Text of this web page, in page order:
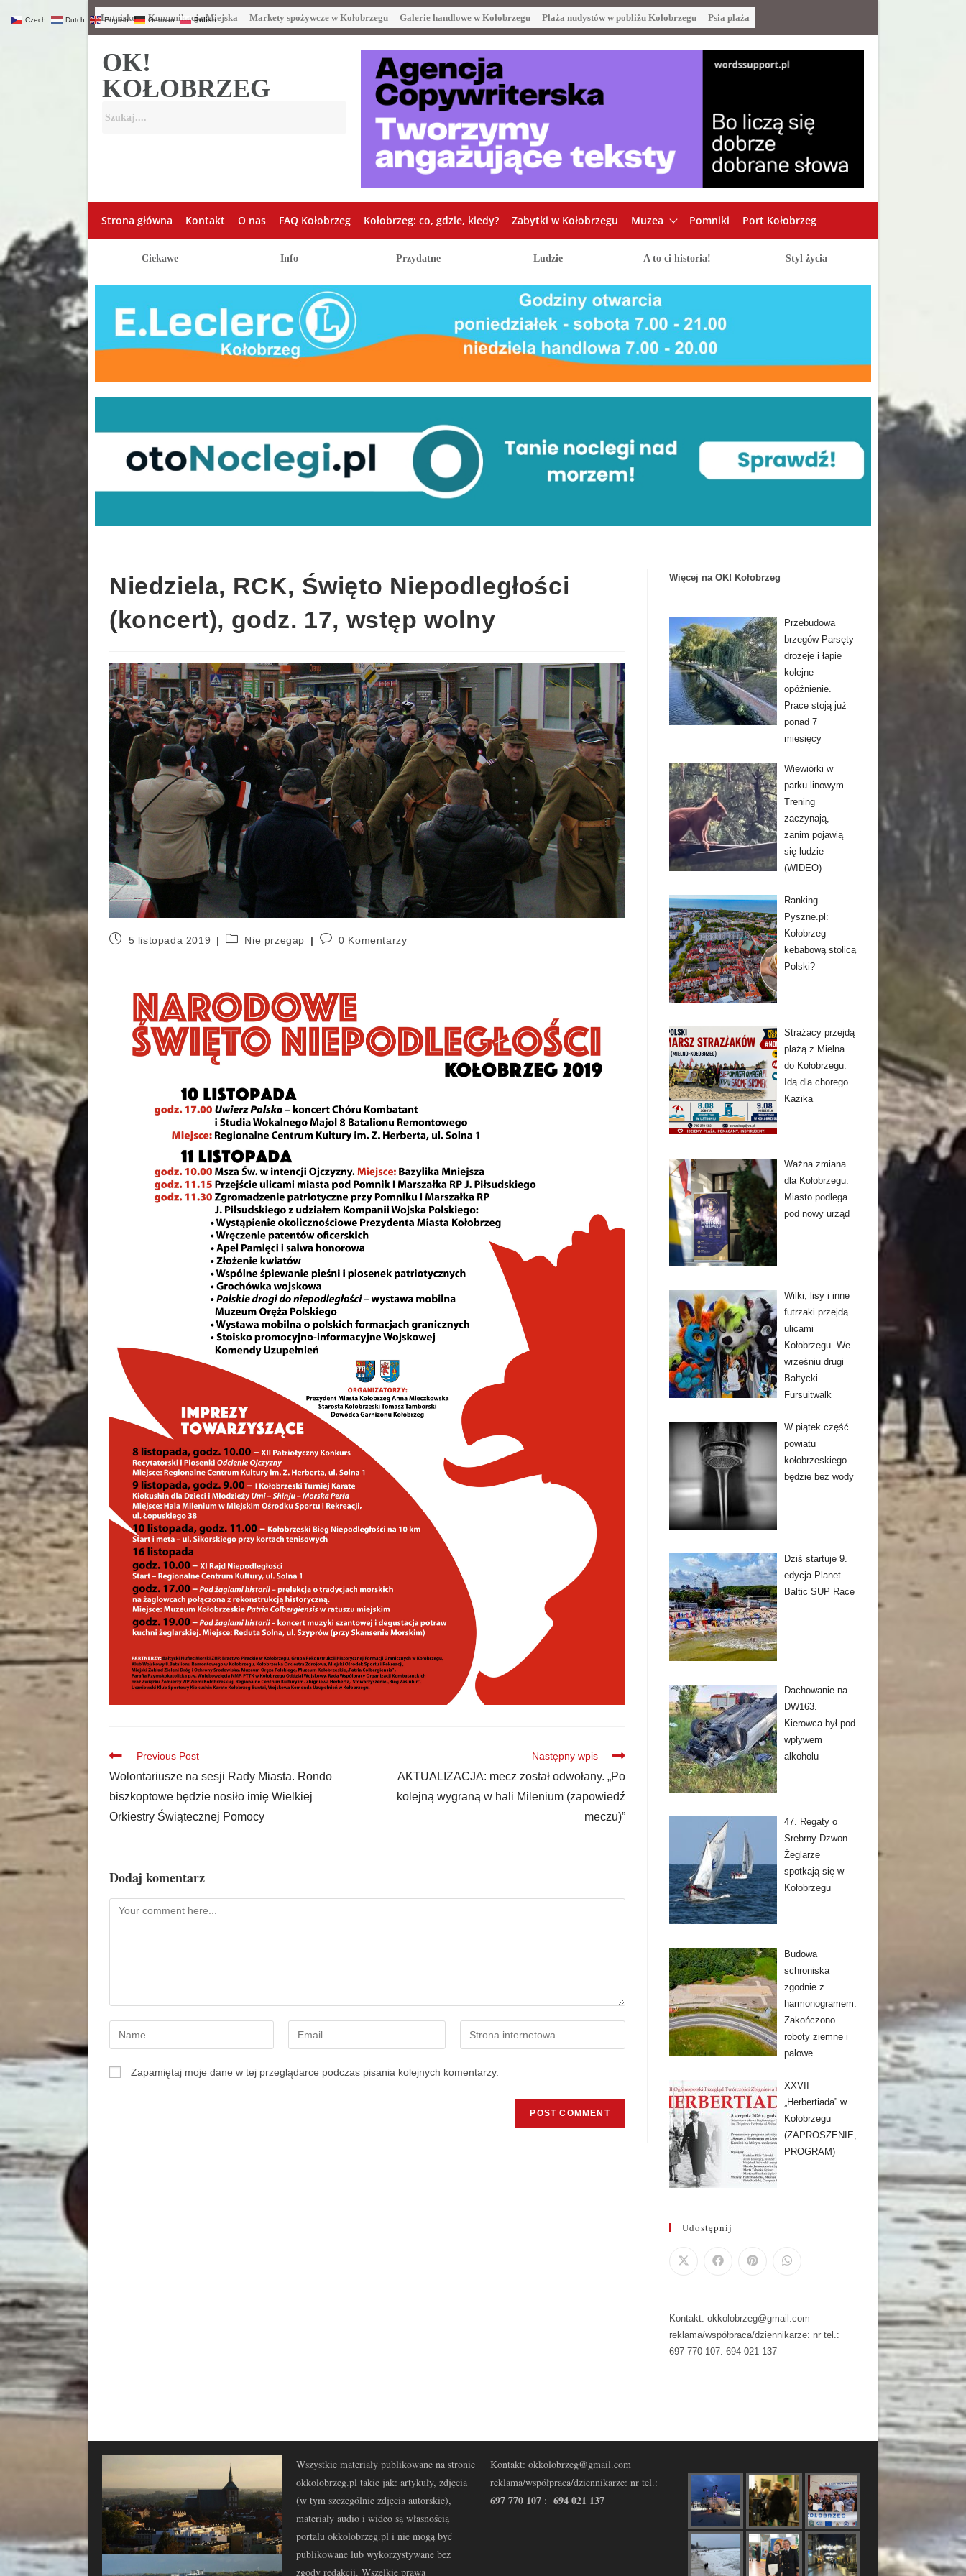
Lotnisko Komunikacja Miejska Markety spożywcze w Kołobrzegu Galerie handlowe w Kołobrzegu Plaża nudystów w pobliżu Kołobrzegu Psia plaża
OK!
KOŁOBRZEG
Strona główna Kontakt O nas FAQ Kołobrzeg Kołobrzeg: co, gdzie, kiedy? Zabytki w Kołobrzegu Muzea Pomniki Port Kołobrzeg
Ciekawe Info Przydatne Ludzie A to ci historia! Styl życia
Niedziela, RCK, Święto Niepodległości
(koncert), godz. 17, wstęp wolny
5 listopada 2019 Nie przegap 0 Komentarzy
Previous Post
Wolontariusze na sesji Rady Miasta. Rondo
biszkoptowe będzie nosiło imię Wielkiej
Orkiestry Świątecznej Pomocy
Następny wpis
AKTUALIZACJA: mecz został odwołany. „Po
kolejną wygraną w hali Milenium (zapowiedź
meczu)”
Dodaj komentarz
Zapamiętaj moje dane w tej przeglądarce podczas pisania kolejnych komentarzy.
Więcej na OK! Kołobrzeg
Przebudowa
brzegów Parsęty
drożeje i łapie
kolejne
opóźnienie.
Prace stoją już
ponad 7
miesięcy
Wiewiórki w
parku linowym.
Trening
zaczynają,
zanim pojawią
się ludzie
(WIDEO)
Ranking
Pyszne.pl:
Kołobrzeg
kebabową stolicą
Polski?
Strażacy przejdą
plażą z Mielna
do Kołobrzegu.
Idą dla chorego
Kazika
Ważna zmiana
dla Kołobrzegu.
Miasto podlega
pod nowy urząd
Wilki, lisy i inne
futrzaki przejdą
ulicami
Kołobrzegu. We
wrześniu drugi
Bałtycki
Fursuitwalk
W piątek część
powiatu
kołobrzeskiego
będzie bez wody
Dziś startuje 9.
edycja Planet
Baltic SUP Race
Dachowanie na
DW163.
Kierowca był pod
wpływem
alkoholu
47. Regaty o
Srebrny Dzwon.
Żeglarze
spotkają się w
Kołobrzegu
Budowa
schroniska
zgodnie z
harmonogramem.
Zakończono
roboty ziemne i
palowe
XXVII
„Herbertiada” w
Kołobrzegu
(ZAPROSZENIE,
PROGRAM)
Udostępnij
Kontakt: okkolobrzeg@gmail.com
reklama/współpraca/dziennikarze: nr tel.:
697 770 107: 694 021 137
Wszystkie materiały publikowane na stronie
okkolobrzeg.pl takie jak: artykuły, zdjęcia
(w tym szczególnie zdjęcia autorskie),
materiały audio i wideo są własnością
portalu okkolobrzeg.pl i nie mogą być
publikowane lub wykorzystywane bez
zgody redakcji. Wszelkie prawa
Kontakt: okkolobrzeg@gmail.com
reklama/współpraca/dziennikarze: nr tel.:
697 770 107 : 694 021 137
Czech Dutch English German Polish